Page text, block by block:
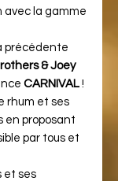
avec la gamme
précédente
& Joey
CARNIVAL !
rhum et ses
en proposant
par tous et
et ses